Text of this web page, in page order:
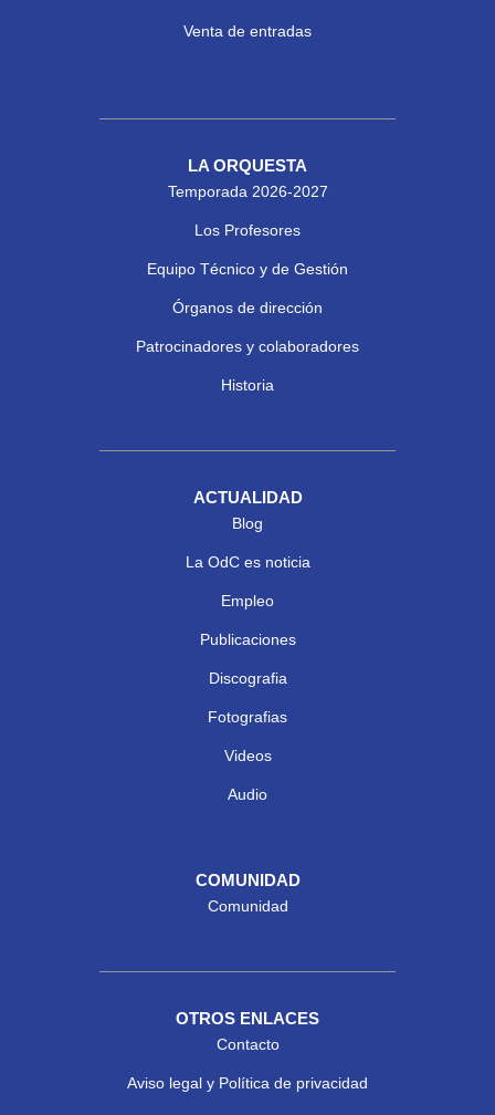
Venta de entradas
LA ORQUESTA
Temporada 2026-2027
Los Profesores
Equipo Técnico y de Gestión
Órganos de dirección
Patrocinadores y colaboradores
Historia
ACTUALIDAD
Blog
La OdC es noticia
Empleo
Publicaciones
Discografia
Fotografias
Videos
Audio
COMUNIDAD
Comunidad
OTROS ENLACES
Contacto
Aviso legal y Política de privacidad